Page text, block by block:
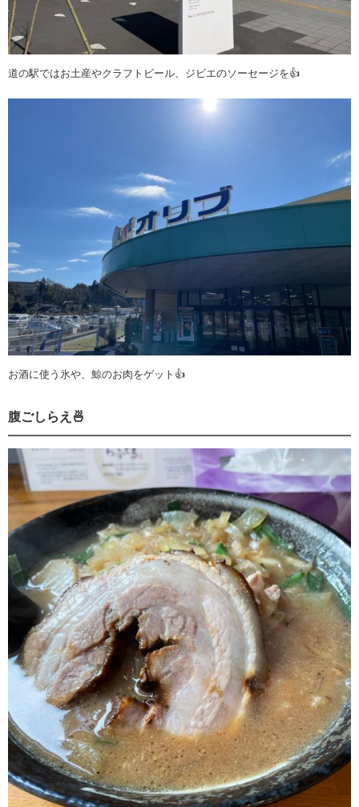
道の駅ではお土産やクラフトビール、ジビエのソーセージを👍
お酒に使う氷や、鯨のお肉をゲット👍
腹ごしらえ🍜